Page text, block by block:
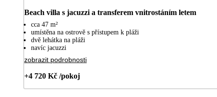
Beach villa s jacuzzi a transferem vnitrostáním letem
cca 47 m²
umístěna na ostrově s přístupem k pláži
dvě lehátka na pláži
navíc jacuzzi
zobrazit podrobnosti
+4 720 Kč /pokoj